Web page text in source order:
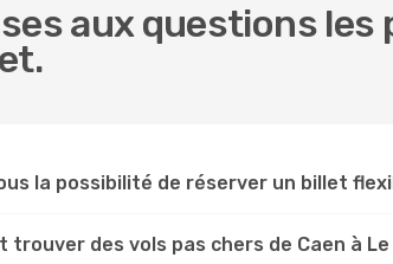
aux questions les
la possibilité de réserver un billet
trouver des vols pas chers de Caen à